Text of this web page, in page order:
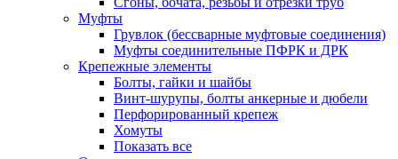
Муфты
Грувлок (бессварные муфтовые соединения)
Муфты соединительные ПФРК и ДРК
Крепежные элементы
Болты, гайки и шайбы
Винт-шурупы, болты анкерные и дюбели
Перфорированный крепеж
Хомуты
Показать все